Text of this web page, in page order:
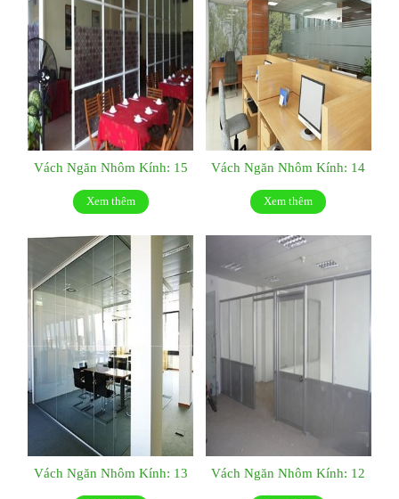
Vách Ngăn Nhôm Kính: 15
Xem thêm
Vách Ngăn Nhôm Kính: 14
Xem thêm
Vách Ngăn Nhôm Kính: 13 Vách Ngăn Nhôm Kính: 12